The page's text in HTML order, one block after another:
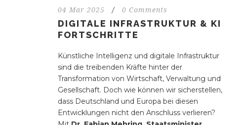
04 Mar 2025 / 0 Comments
DIGITALE INFRASTRUKTUR & KI
FORTSCHRITTE
Künstliche Intelligenz und digitale Infrastruktur
sind die treibenden Kräfte hinter der
Transformation von Wirtschaft, Verwaltung und
Gesellschaft. Doch wie können wir sicherstellen,
dass Deutschland und Europa bei diesen
Entwicklungen nicht den Anschluss verlieren?